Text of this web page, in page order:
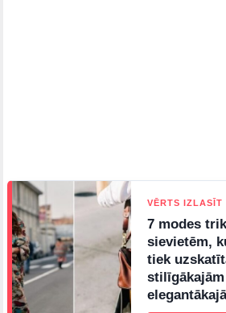
VĒRTS IZLASĪT
7 modes
sievietēm,
tiek